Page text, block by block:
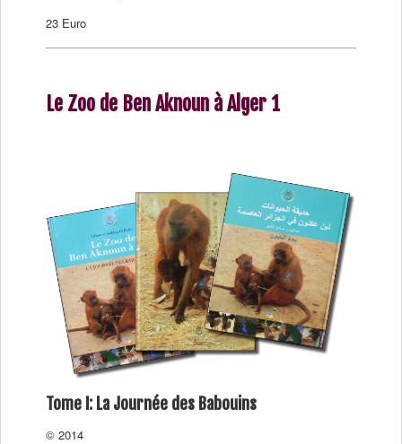
23 Euro
Le Zoo de Ben Aknoun à Alger 1
Tome I: La Journée des Babouins
© 2014